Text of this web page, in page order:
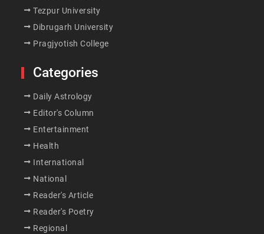
Tezpur University
Dibrugarh University
Pragjyotish College
Categories
Daily Astrology
Editor's Column
Entertainment
Health
International
National
Reader's Article
Reader's Poetry
Regional